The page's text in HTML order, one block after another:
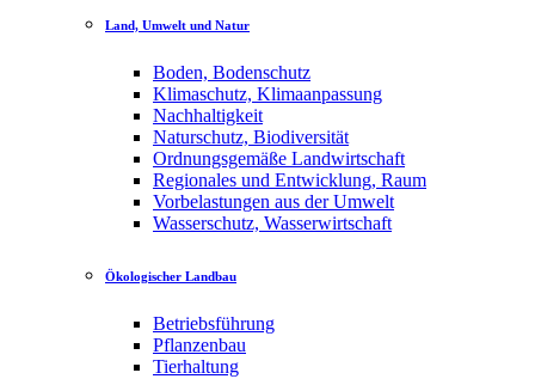
Land, Umwelt und Natur
Boden, Bodenschutz
Klimaschutz, Klimaanpassung
Nachhaltigkeit
Naturschutz, Biodiversität
Ordnungsgemäße Landwirtschaft
Regionales und Entwicklung, Raum
Vorbelastungen aus der Umwelt
Wasserschutz, Wasserwirtschaft
Ökologischer Landbau
Betriebsführung
Pflanzenbau
Tierhaltung